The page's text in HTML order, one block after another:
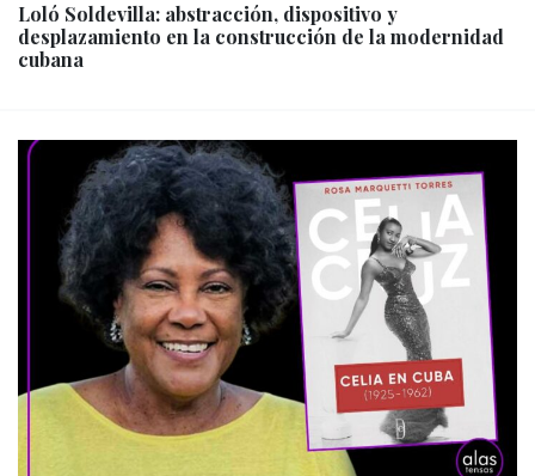
Loló Soldevilla: abstracción, dispositivo y
desplazamiento en la construcción de la modernidad
cubana